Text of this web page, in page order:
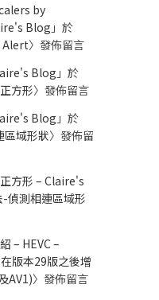
by
Blog 」於
Alert​〉發佈留言
Blog 」於
方形〉發佈留言
Blog 」於
區域形狀〉發佈留
方形 – Claire's
偵測相連區域形
– HEVC –
版本29版之後增
AV1)〉發佈留言